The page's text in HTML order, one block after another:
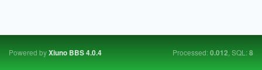
Powered byXiuno BBS4.0.4 Processed:0.012, SQL:8